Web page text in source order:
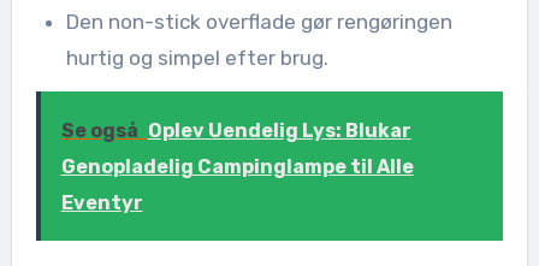
Den non-stick overflade gør rengøringen
hurtig og simpel efter brug.
Se også Oplev Uendelig Lys: Blukar
Genopladelig Campinglampe til Alle
Eventyr